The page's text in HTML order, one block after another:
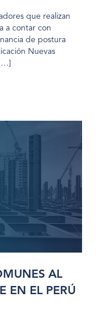
que realizan
a contar con
de postura
Nuevas
AL
EN EL PERÚ